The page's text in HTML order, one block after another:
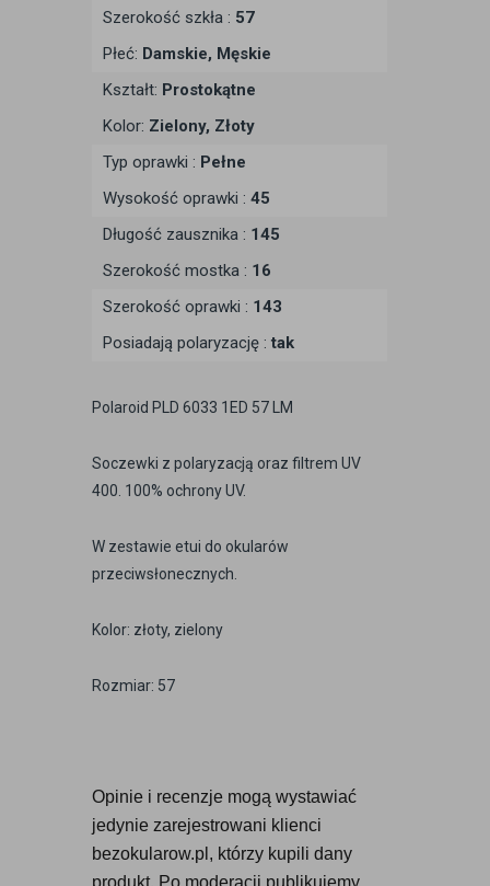
Szerokość szkła : 57
Płeć: Damskie, Męskie
Kształt: Prostokątne
Kolor: Zielony, Złoty
Typ oprawki : Pełne
Wysokość oprawki : 45
Długość zausznika : 145
Szerokość mostka : 16
Szerokość oprawki : 143
Posiadają polaryzację : tak
Polaroid PLD 6033 1ED 57 LM
Soczewki z polaryzacją oraz filtrem UV
400. 100% ochrony UV.
W zestawie etui do okularów
przeciwsłonecznych.
Kolor: złoty, zielony
Rozmiar: 57
Opinie i recenzje mogą wystawiać
jedynie zarejestrowani klienci
bezokularow.pl, którzy kupili dany
produkt. Po moderacji publikujemy